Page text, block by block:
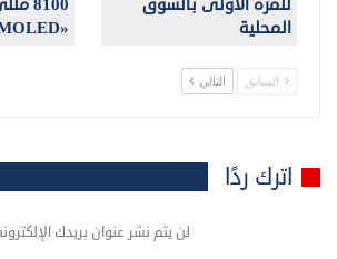
المحلية
«AMOLED»
السابق التالي
اترك ردًا
لن يتم نشر عنوان بريدك